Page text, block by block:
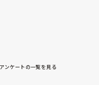
ンケートの一覧を見る